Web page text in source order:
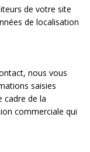
de votre site
de localisation
nous vous
saisies
cadre de la
commerciale qui